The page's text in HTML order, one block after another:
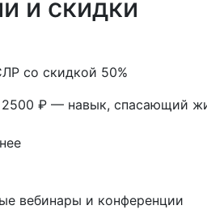
и скидки
со скидкой 50%
2500 ₽ — навык, спасающий
вебинары и конференции